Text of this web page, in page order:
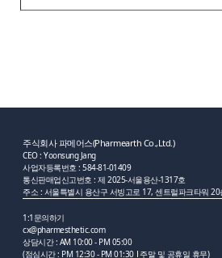
주식회사 파메어스(Pharmearth Co.,Ltd.)
CEO : Yoonsung Jang
사업자등록번호 : 584-81-01409
통신판매업신고번호 : 제 2025-서울용산-1317호
주소 : 서울특별시 용산구 서빙고로 17, 센트럴파크타워 20
1:1문의하기
cx@pharmesthetic.com
상담시간 : AM 10:00 - PM 05:00
(점심시간 : PM 12:30 - PM 01:30 주말 및 공휴일 휴무)